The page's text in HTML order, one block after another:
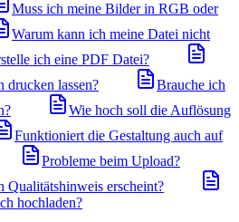
Muss ich meine Bilder in RGB oder
Warum kann ich meine Datei nicht
ich eine PDF Datei?
drucken lassen?
Brauche ich
Wie hoch soll die Auflösung
Funktioniert die Gestaltung auch auf
Probleme beim Upload?
Qualitätshinweis erscheint?
hochladen?